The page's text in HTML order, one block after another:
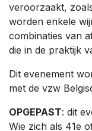
veroorzaakt,
worden enkele
combinaties van
die in de praktijk
Dit evenement
met de vzw
OPGEPAST: dit
Wie zich als 41e